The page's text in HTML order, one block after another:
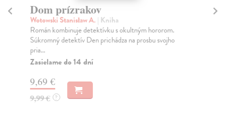
Dom prízrakov
Wotowski Stanisław A. | Kniha
Román kombinuje detektívku s okultným hororom.
Súkromný detektív Den prichádza na prosbu svojho
pria...
Zasielame do 14 dní
9,69 €
9,99 € ?